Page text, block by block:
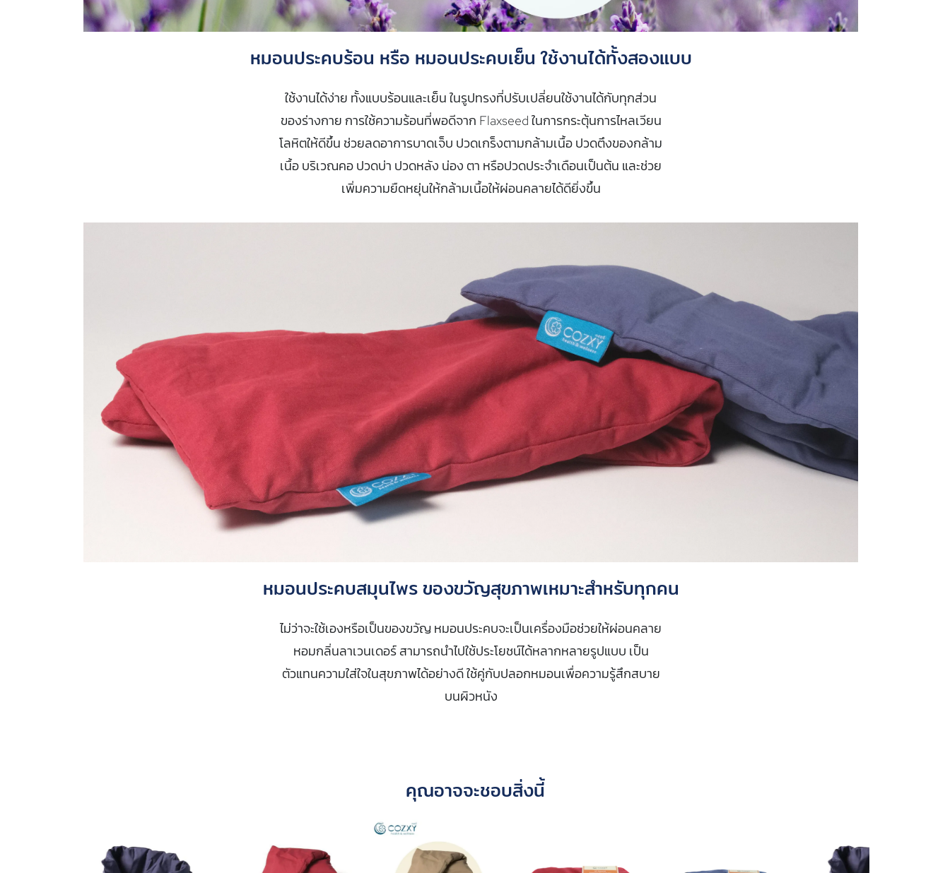
หมอนประคบร้อน หรือ หมอนประคบเย็น ใช้งานได้ทั้งสองแบบ
ใช้งานได้ง่าย ทั้งแบบร้อนและเย็น ในรูปทรงที่ปรับเปลี่ยนใช้งานได้กับทุกส่วน
ของร่างกาย การใช้ความร้อนที่พอดีจาก Flaxseed ในการกระตุ้นการไหลเวียน
โลหิตให้ดีขึ้น ช่วยลดอาการบาดเจ็บ ปวดเกร็งตามกล้ามเนื้อ ปวดตึงของกล้าม
เนื้อ บริเวณคอ ปวดบ่า ปวดหลัง น่อง ตา หรือปวดประจำเดือนเป็นต้น และช่วย
เพิ่มความยืดหยุ่นให้กล้ามเนื้อให้ผ่อนคลายได้ดียิ่งขึ้น
หมอนประคบสมุนไพร ของขวัญสุขภาพเหมาะสำหรับทุกคน
ไม่ว่าจะใช้เองหรือเป็นของขวัญ หมอนประคบจะเป็นเครื่องมือช่วยให้ผ่อนคลาย
หอมกลิ่นลาเวนเดอร์ สามารถนำไปใช้ประโยชน์ได้หลากหลายรูปแบบ เป็น
ตัวแทนความใส่ใจในสุขภาพได้อย่างดี ใช้คู่กับปลอกหมอนเพื่อความรู้สึกสบาย
บนผิวหนัง
คุณอาจจะชอบสิ่งนี้